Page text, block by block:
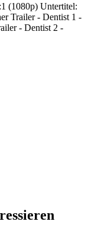
(1080p) Untertitel:
Trailer - Dentist 1 -
- Dentist 2 -